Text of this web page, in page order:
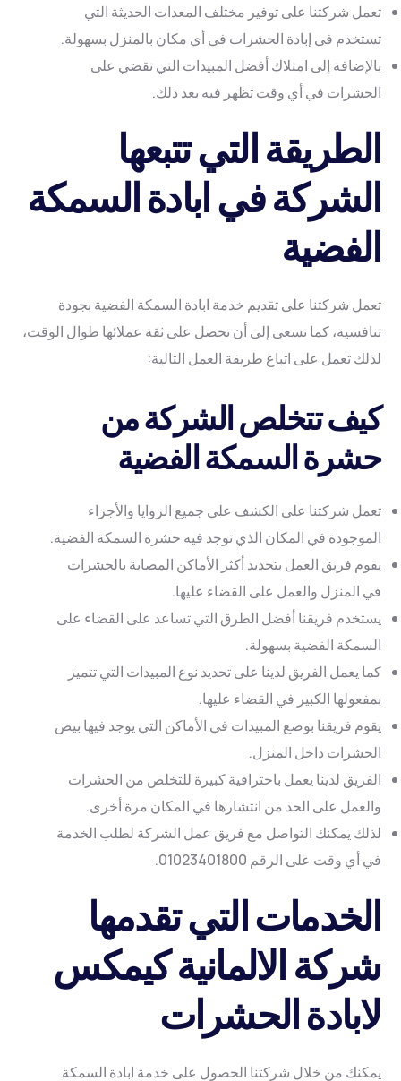
تعمل شركتنا على توفير مختلف المعدات الحديثة التي
تستخدم في إبادة الحشرات في أي مكان بالمنزل بسهولة.
بالإضافة إلى امتلاك أفضل المبيدات التي تقضي على
الحشرات في أي وقت تظهر فيه بعد ذلك.
الطريقة التي تتبعها
الشركة في ابادة السمكة
الفضية
تعمل شركتنا على تقديم خدمة ابادة السمكة الفضية بجودة
تنافسية، كما تسعى إلى أن تحصل على ثقة عملائها طوال الوقت،
لذلك تعمل على اتباع طريقة العمل التالية:
كيف تتخلص الشركة من
حشرة السمكة الفضية
تعمل شركتنا على الكشف على جميع الزوايا والأجزاء
الموجودة في المكان الذي توجد فيه حشرة السمكة الفضية.
يقوم فريق العمل بتحديد أكثر الأماكن المصابة بالحشرات
في المنزل والعمل على القضاء عليها.
يستخدم فريقنا أفضل الطرق التي تساعد على القضاء على
السمكة الفضية بسهولة.
كما يعمل الفريق لدينا على تحديد نوع المبيدات التي تتميز
بمفعولها الكبير في القضاء عليها.
يقوم فريقنا بوضع المبيدات في الأماكن التي يوجد فيها بيض
الحشرات داخل المنزل.
الفريق لدينا يعمل باحترافية كبيرة للتخلص من الحشرات
والعمل على الحد من انتشارها في المكان مرة أخرى.
لذلك يمكنك التواصل مع فريق عمل الشركة لطلب الخدمة
في أي وقت على الرقم 01023401800.
الخدمات التي تقدمها
شركة الالمانية كيمكس
لابادة الحشرات
يمكنك من خلال شركتنا الحصول على خدمة ابادة السمكة